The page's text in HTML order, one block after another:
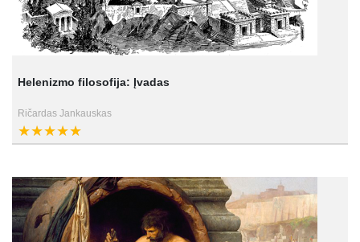
Helenizmo filosofija: Įvadas
Ričardas Jankauskas